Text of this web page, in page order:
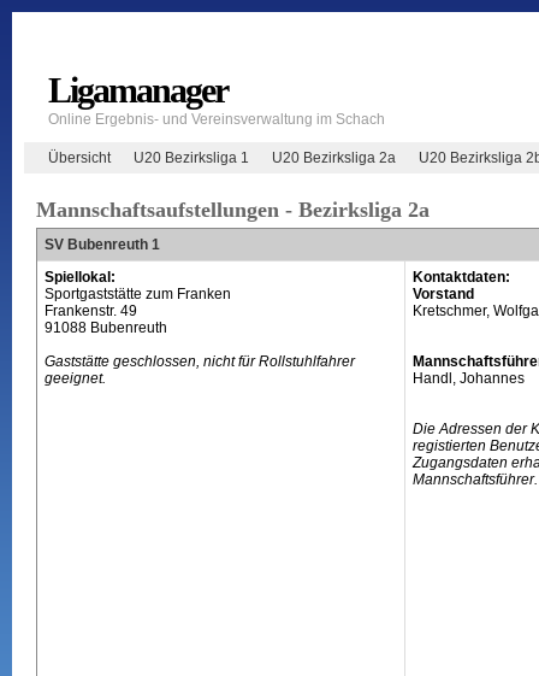
Ligamanager
Online Ergebnis- und Vereinsverwaltung im Schach
Übersicht U20 Bezirksliga 1 U20 Bezirksliga 2a U20 Bezirksliga
Mannschaftsaufstellungen - Bezirksliga 2a
SV Bubenreuth 1
Spiellokal:
Sportgaststätte zum Franken
Frankenstr. 49
91088 Bubenreuth
Gaststätte geschlossen, nicht für Rollstuhlfahrer
geeignet.
Kontaktdaten:
Vorstand
Kretschmer,
Handl, Johannes
Die Adressen der
registierten
Zugangsdaten
Mannschaftsführer.